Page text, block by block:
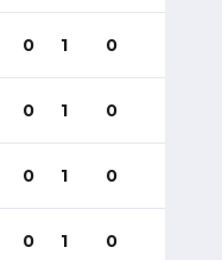
0 1 0
0 1 0
0 1 0
0 1 0